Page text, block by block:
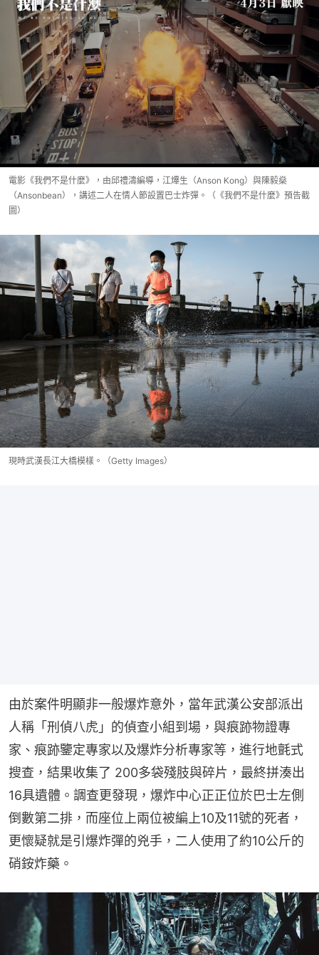
電影《我們不是什麼》，由邱禮濤編導，江𤒹生（Anson Kong）與陳毅燊
（Ansonbean），講述二人在情人節設置巴士炸彈。（《我們不是什麼》預告截
圖）
現時武漢長江大橋模樣。（Getty Images）
由於案件明顯非一般爆炸意外，當年武漢公安部派出
人稱「刑偵八虎」的偵查小組到場，與痕跡物證專
家、痕跡鑒定專家以及爆炸分析專家等，進行地氈式
搜查，結果收集了 200多袋殘肢與碎片，最終拼湊出
16具遺體。調查更發現，爆炸中心正正位於巴士左側
倒數第二排，而座位上兩位被編上10及11號的死者，
更懷疑就是引爆炸彈的兇手，二人使用了約10公斤的
硝銨炸藥。